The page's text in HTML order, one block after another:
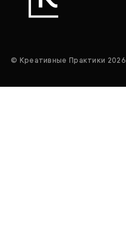
© Креативные Практики 2026